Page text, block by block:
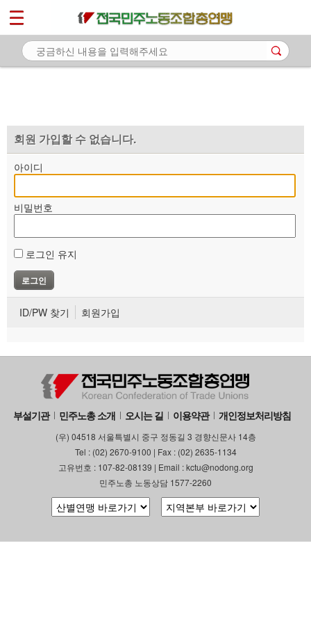
회원 가입할 수 없습니다.
아이디
비밀번호
로그인 유지
ID/PW 찾기 회원가입
부설기관 민주노총 소개 오시는 길 이용약관 개인정보처리방침
(우) 04518 서울특별시 중구 정동길 3 경향신문사 14층
Tel : (02) 2670-9100 | Fax : (02) 2635-1134
고유번호 : 107-82-08139 | Email : kctu@nodong.org
민주노총 노동상담 1577-2260
마이페이지
소개
자료
부설기관